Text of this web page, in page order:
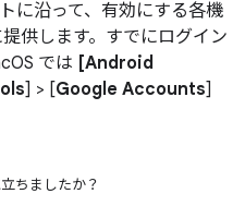
に沿って、有効にする各機
供します。すでにログイン
では [Android
] > [Google Accounts]
ちましたか？